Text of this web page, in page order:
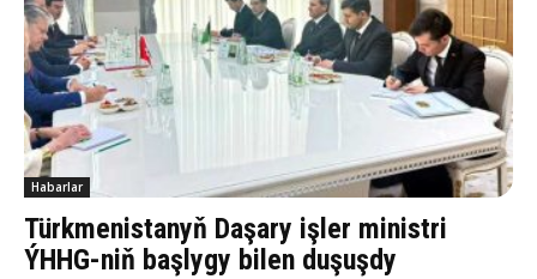
Habarlar
Türkmenistanyň Daşary işler ministri
ÝHHG-niň başlygy bilen duşuşdy